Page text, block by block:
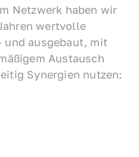
Netzwerk haben wir
wertvolle
und ausgebaut, mit
Austausch
Synergien nutzen: